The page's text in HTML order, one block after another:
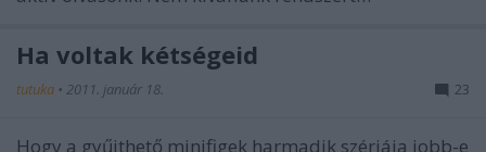
Ha voltak kétségeid
tutuka • 2011. január 18. 23
Hogy a gyűjthető minifigek harmadik szériája jobb-e